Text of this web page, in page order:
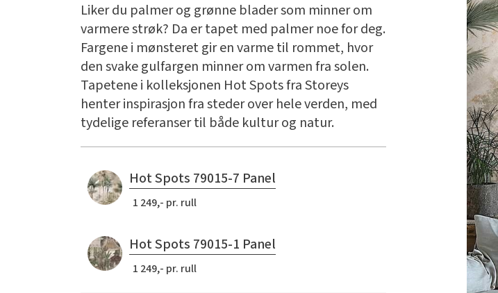
Liker du palmer og grønne blader som minner om
varmere strøk? Da er tapet med palmer noe for deg.
Fargene i mønsteret gir en varme til rommet, hvor
den svake gulfargen minner om varmen fra solen.
Tapetene i kolleksjonen Hot Spots fra Storeys
henter inspirasjon fra steder over hele verden, med
tydelige referanser til både kultur og natur.
Hot Spots 79015-7 Panel
1 249,- pr. rull
Hot Spots 79015-1 Panel
1 249,- pr. rull